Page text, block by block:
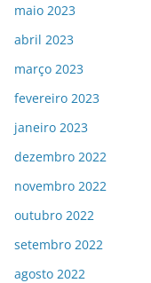
maio 2023
abril 2023
março 2023
fevereiro 2023
janeiro 2023
dezembro 2022
novembro 2022
outubro 2022
setembro 2022
agosto 2022